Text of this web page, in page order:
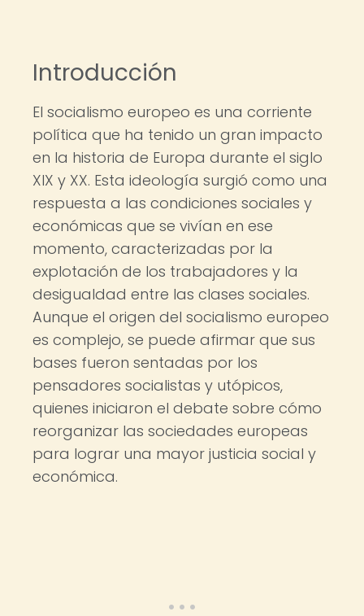
Introducción
El socialismo europeo es una corriente
política que ha tenido un gran impacto
en la historia de Europa durante el siglo
XIX y XX. Esta ideología surgió como una
respuesta a las condiciones sociales y
económicas que se vivían en ese
momento, caracterizadas por la
explotación de los trabajadores y la
desigualdad entre las clases sociales.
Aunque el origen del socialismo europeo
es complejo, se puede afirmar que sus
bases fueron sentadas por los
pensadores socialistas y utópicos,
quienes iniciaron el debate sobre cómo
reorganizar las sociedades europeas
para lograr una mayor justicia social y
económica.